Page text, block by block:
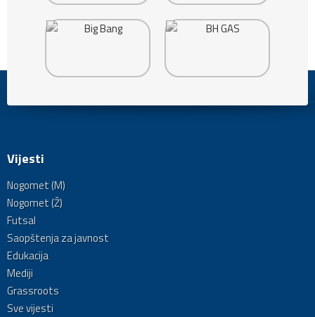
Vijesti
Nogomet (M)
Nogomet (Ž)
Futsal
Saopštenja za javnost
Edukacija
Mediji
Grassroots
Sve vijesti